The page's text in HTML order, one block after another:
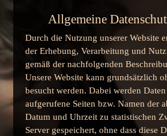
Allgemeine
Durch die Nutzung unserer Website
der Erhebung, Verarbeitung und
gemäß der nachfolgenden
Unsere Website kann grundsätzlich
besucht werden. Dabei werden
aufgerufene Seiten bzw. Namen der
Datum und Uhrzeit zu statistischen
Server gespeichert, ohne dass diese